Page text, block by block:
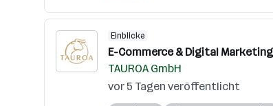
Einblicke
E-Commerce & Digital
TAUROA GmbH
vor 5 Tagen veröffentlicht